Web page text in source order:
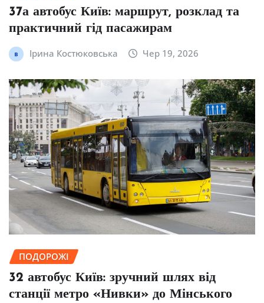
37а автобус Київ: маршрут, розклад та
практичний гід пасажирам
Ірина Костюковська Чер 19, 2026
ПОДОРОЖІ
32 автобус Київ: зручний шлях від
станції метро «Нивки» до Мінського